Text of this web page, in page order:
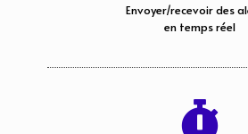
Envoyer/recevoir des
en temps réel